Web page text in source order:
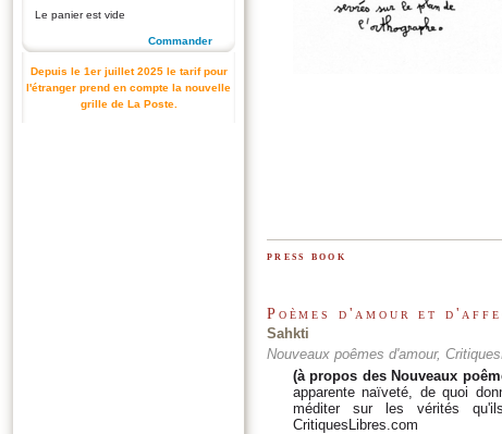
Le panier est vide
Commander
Depuis le 1er juillet 2025 le tarif pour
l'étranger prend en compte la nouvelle
grille de La Poste.
press book
Poèmes d'amour et
Sahkti
Nouveaux poêmes d'amour,
(à propos des Nouveaux
apparente naïveté, de quoi
méditer sur les vérités
CritiquesLibres.com